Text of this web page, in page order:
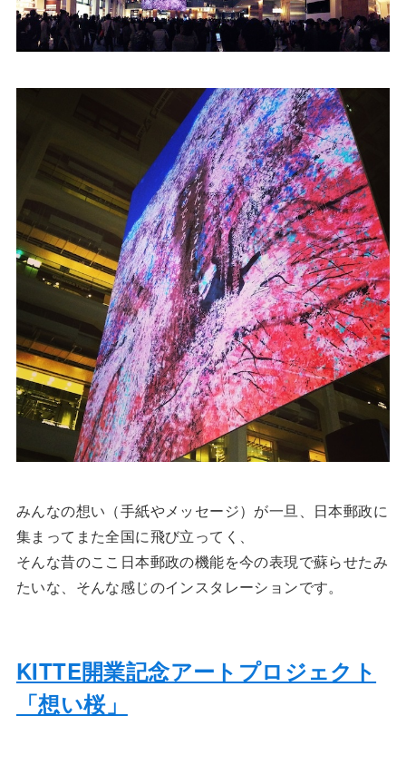
みんなの想い（手紙やメッセージ）が一旦、日本郵政に
集まってまた全国に飛び立ってく、
そんな昔のここ日本郵政の機能を今の表現で蘇らせたみ
たいな、そんな感じのインスタレーションです。
KITTE開業記念アートプロジェクト
「想い桜」